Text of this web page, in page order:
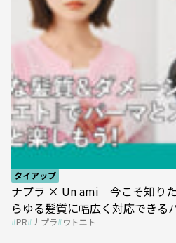
タイアップ
ナプラ × Un ami 今こそ知り
らゆる髪質に幅広く対応でき
et』
PR ナプラ ウトエト